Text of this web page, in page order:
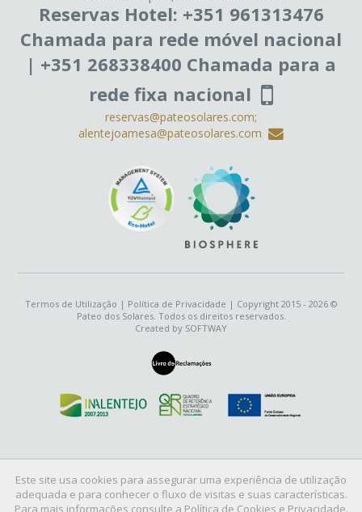
Este site usa cookies para assegurar uma experiência de utilização
adequada e para conhecer o fluxo de visitas e suas características.
Para mais informações consulte a Política de Cookies e Privacidade.
Reservas Hotel: +351 961313476
Chamada para rede móvel nacional
| +351 268338400 Chamada para a
rede fixa nacional
reservas@pateosolares.com;
alentejoamesa@pateosolares.com
Termos de Utilização | Política de Privacidade | Copyright 2015 - 2026 ©
Pateo dos Solares. Todos os direitos reservados.
Created by SOFTWAY